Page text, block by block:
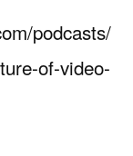
podcasts/
of-video-